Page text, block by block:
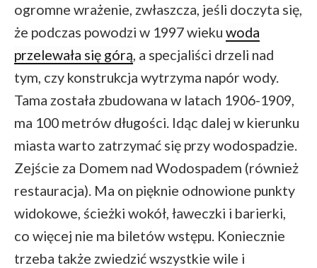
ogromne wrażenie, zwłaszcza, jeśli doczyta się,
że podczas powodzi w 1997 wieku woda
przelewała się górą, a specjaliści drzeli nad
tym, czy konstrukcja wytrzyma napór wody.
Tama została zbudowana w latach 1906-1909,
ma 100 metrów długości. Idąc dalej w kierunku
miasta warto zatrzymać się przy wodospadzie.
Zejście za Domem nad Wodospadem (również
restauracja). Ma on pięknie odnowione punkty
widokowe, ścieżki wokół, ławeczki i barierki,
co więcej nie ma biletów wstępu. Koniecznie
trzeba także zwiedzić wszystkie wile i